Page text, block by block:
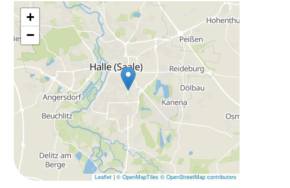
+
−
Leaflet | © OpenMapTiles © OpenStreetMap contributors